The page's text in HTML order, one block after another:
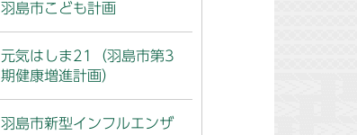
羽島市こども計画
元気はしま21（羽島市第3
期健康増進計画）
羽島市新型インフルエンザ